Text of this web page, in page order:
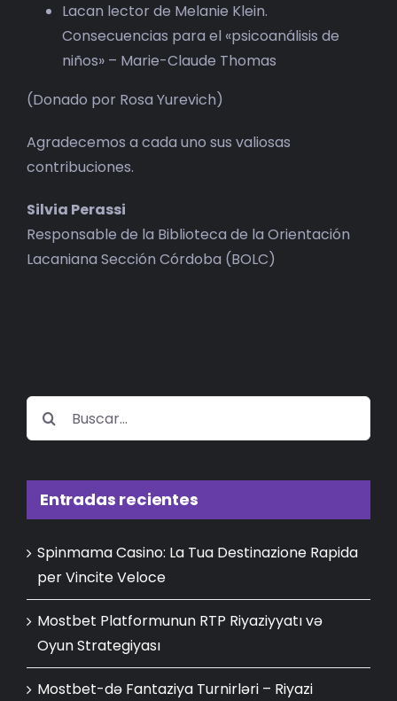
Lacan lector de Melanie Klein.
Consecuencias para el «psicoanálisis de
niños» – Marie-Claude Thomas
(Donado por Rosa Yurevich)
Agradecemos a cada uno sus valiosas
contribuciones.
Silvia Perassi
Responsable de la Biblioteca de la Orientación
Lacaniana Sección Córdoba (BOLC)
Buscar:
Entradas recientes
Spinmama Casino: La Tua Destinazione Rapida
per Vincite Veloce
Mostbet Platformunun RTP Riyaziyyatı və
Oyun Strategiyası
Mostbet-də Fantaziya Turnirləri – Riyazi